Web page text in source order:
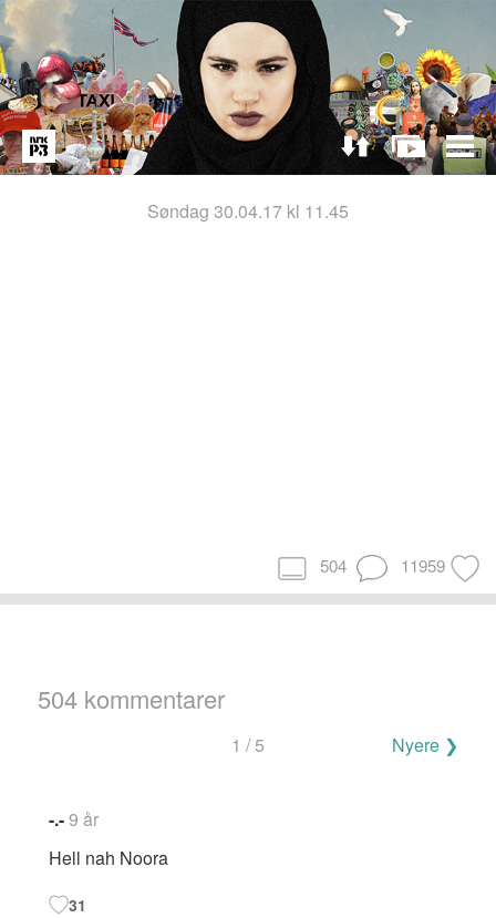
søndag 30.04.17 kl 11.45
504 11959
504 kommentarer
kommentarer
1 / 5 Nyere ❯
-.-9 år
Hell nah Noora
31